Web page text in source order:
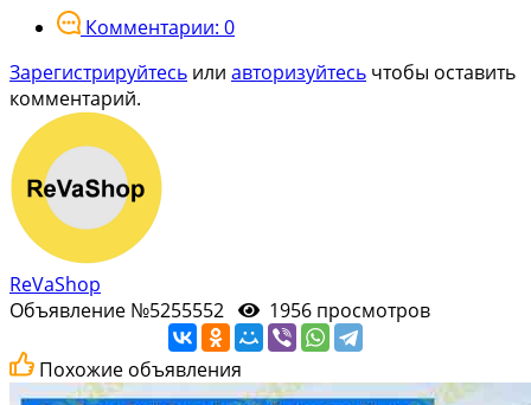
Комментарии: 0
Зарегистрируйтесь или авторизуйтесь чтобы оставить
комментарий.
ReVaShop
Объявление №5255552
1956 просмотров
Похожие объявления